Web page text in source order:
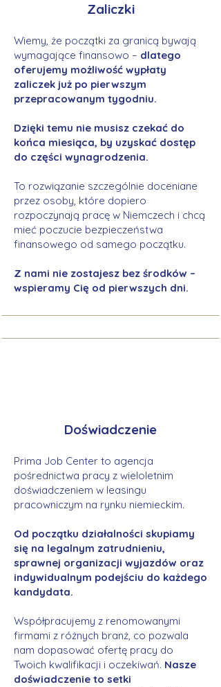
Zaliczki
Wiemy, że początki za granicą bywają
wymagające finansowo – dlatego
oferujemy możliwość wypłaty
zaliczek już po pierwszym
przepracowanym tygodniu.
Dzięki temu nie musisz czekać do
końca miesiąca, by uzyskać dostęp
do części wynagrodzenia.
To rozwiązanie szczególnie doceniane
przez osoby, które dopiero
rozpoczynają pracę w Niemczech i chcą
mieć poczucie bezpieczeństwa
finansowego od samego początku.
Z nami nie zostajesz bez środków –
wspieramy Cię od pierwszych dni.
Doświadczenie
Prima Job Center to agencja
pośrednictwa pracy z wieloletnim
doświadczeniem w leasingu
pracowniczym na rynku niemieckim.
Od początku działalności skupiamy
się na legalnym zatrudnieniu,
sprawnej organizacji wyjazdów oraz
indywidualnym podejściu do każdego
kandydata.
Współpracujemy z renomowanymi
firmami z różnych branż, co pozwala
nam dopasować ofertę pracy do
Twoich kwalifikacji i oczekiwań. Nasze
doświadczenie to setki